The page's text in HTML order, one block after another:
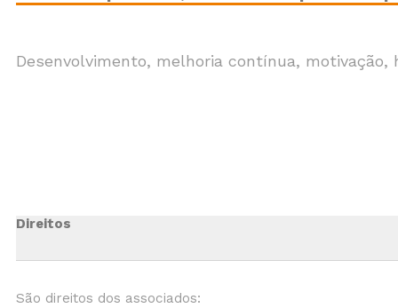
Desenvolvimento, melhoria contínua,
Direitos
São direitos dos associados: